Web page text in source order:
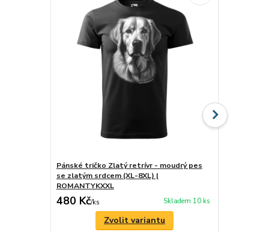
Pánské tričko Zlatý retrívr - moudrý pes
se zlatým srdcem (XL-8XL) |
ROMANTYKXXL
480 Kč/ks Skladem 10 ks
Zvolit variantu